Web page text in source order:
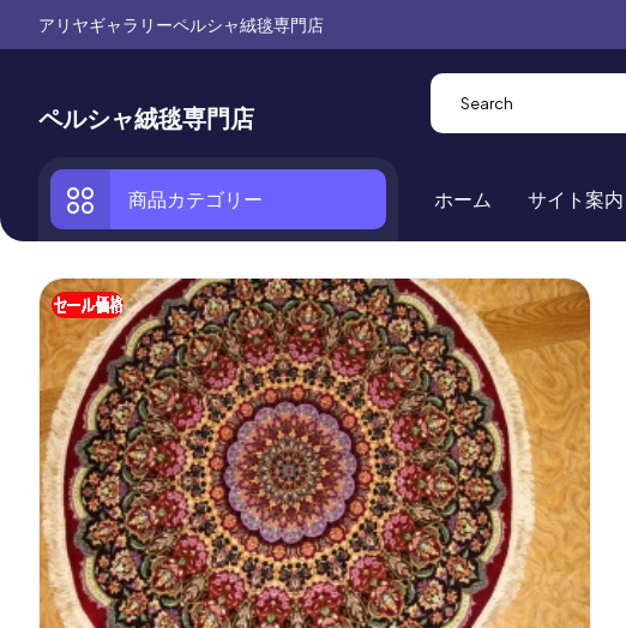
アリヤギャラリーペルシャ絨毯専門店
ペルシャ絨毯専門店
商品カテゴリー ホーム サイト案内